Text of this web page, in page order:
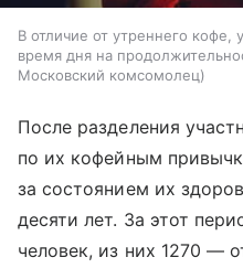
В отличие от утреннего кофе,
время дня на
Московский комсомолец
После разделения
по их кофейным
за состоянием их
десяти лет. За этот
человек, из них 1270 —